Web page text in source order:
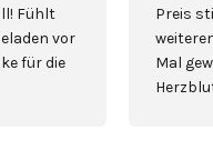
Fühlt
vor
für die
Preis
Mal